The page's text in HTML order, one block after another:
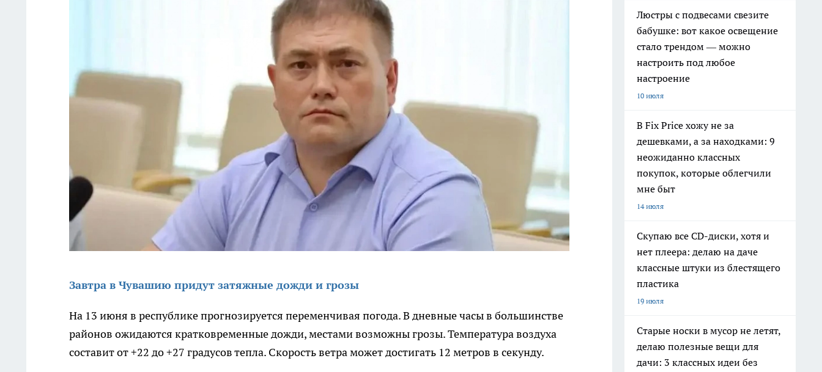
Завтра в Чувашию придут затяжные дожди и грозы
На 13 июня в республике прогнозируется переменчивая погода. В дневные часы в большинстве
районов ожидаются кратковременные дожди, местами возможны грозы. Температура воздуха
составит от +22 до +27 градусов тепла. Скорость ветра может достигать 12 метров в секунду.
Люстры с подвесами свезите
бабушке: вот какое освещение
стало трендом — можно
настроить под любое
настроение
10 июля
В Fix Price хожу не за
дешевками, а за находками: 9
неожиданно классных
покупок, которые облегчили
мне быт
14 июля
Скупаю все CD-диски, хотя и
нет плеера: делаю на даче
классные штуки из блестящего
пластика
19 июля
Старые носки в мусор не летят,
делаю полезные вещи для
дачи: 3 классных идеи без